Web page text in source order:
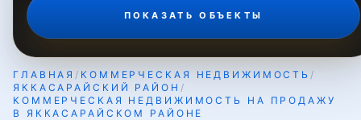
Малая Мирабадская
Мерос
ПОКАЗАТЬ ОБЪЕКТЫ
ГЛАВНАЯ / КОММЕРЧЕСКАЯ НЕДВИЖИМОСТЬ /
ЯККАСАРАЙСКИЙ РАЙОН /
КОММЕРЧЕСКАЯ НЕДВИЖИМОСТЬ НА ПРОДАЖУ
В ЯККАСАРАЙСКОМ РАЙОНЕ